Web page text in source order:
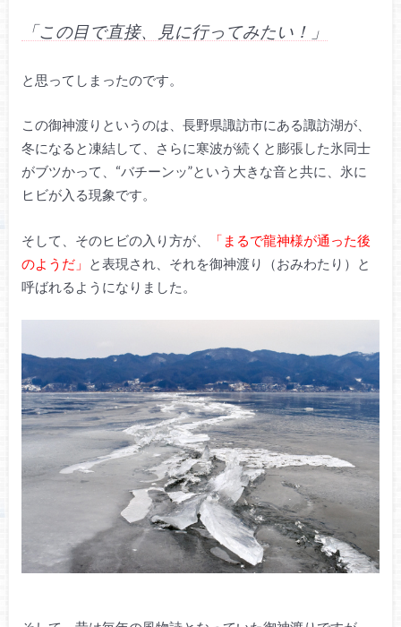
「この目で直接、見に行ってみたい！」
と思ってしまったのです。
この御神渡りというのは、長野県諏訪市にある諏訪湖が、
冬になると凍結して、さらに寒波が続くと膨張した氷同士
がブツかって、“バチーンッ”という大きな音と共に、氷に
ヒビが入る現象です。
そして、そのヒビの入り方が、
「まるで龍神様が通った後
のようだ」
と表現され、それを御神渡り（おみわたり）と
呼ばれるようになりました。